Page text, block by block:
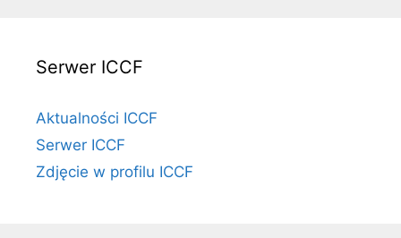
Serwer ICCF
Aktualności ICCF
Serwer ICCF
Zdjęcie w profilu ICCF